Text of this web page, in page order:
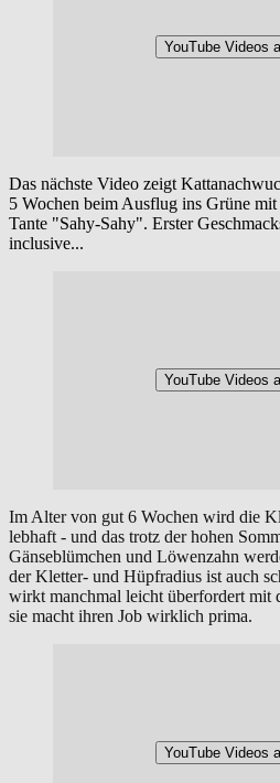
YouTube Videos
Das nächste Video zeigt
5 Wochen beim Ausflug ins Grüne
Tante "Sahy-Sahy". Erster
inclusive...
YouTube Videos
Im Alter von gut 6 Wochen wird die
lebhaft - und das trotz der hohen
Gänseblümchen und Löwenzahn
der Kletter- und Hüpfradius ist auch
wirkt manchmal leicht überfordert mit
sie macht ihren Job wirklich prima.
YouTube Videos